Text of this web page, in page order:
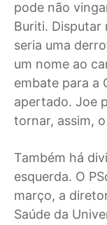
pode não
Buriti. Disputar
seria uma
um nome ao
embate para a
apertado. Joe
tornar, assim,
Também há
esquerda. O
março, a
Saúde da